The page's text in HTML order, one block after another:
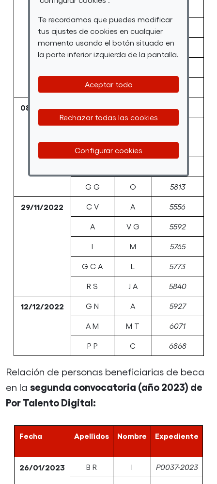
Te recordamos que puedes modificar
tus ajustes de cookies en cualquier
momento usando el botón situado en
la parte inferior izquierda de la pantalla.
Aceptar todo
Rechazar todas las cookies
Configurar cookies
B M M 5324
F S A
08/11/2022 S G C 5320
C P J A 5536
U S P 5576
G G O 5813
29/11/2022 C V A 5556
A V G 5592
I M 5765
G C A L 5773
R S J A 5840
12/12/2022 G N A 5927
A M M T 6071
P P C 6868
Relación de personas beneficiarias de beca
en la segunda convocatoria (año 2023) de
Por Talento Digital:
Fecha Apellidos Nombre Expediente
26/01/2023 B R I P0037-2023